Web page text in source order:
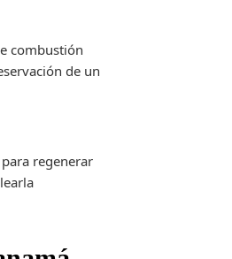
combustión
de un
regenerar